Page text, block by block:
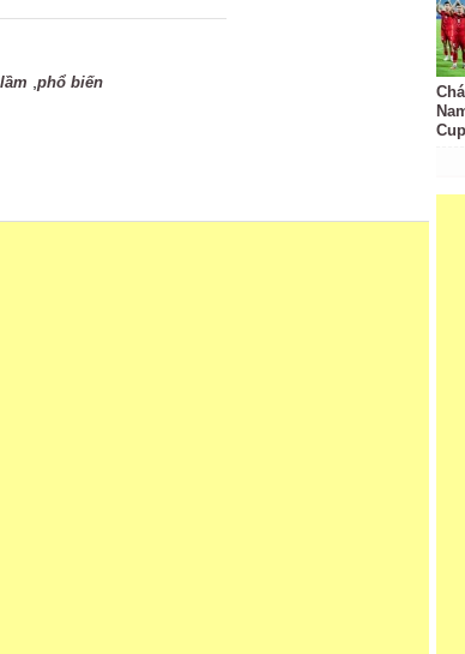
phổ biến